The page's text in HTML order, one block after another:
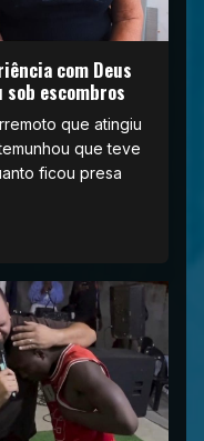
com Deus
escombros
que atingiu
que teve
ficou presa